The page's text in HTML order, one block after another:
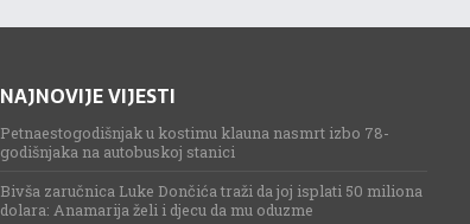
NAJNOVIJE VIJESTI
Petnaestogodišnjak u kostimu klauna nasmrt izbo 78-
godišnjaka na autobuskoj stanici
Bivša zaručnica Luke Dončića traži da joj isplati 50 miliona
dolara: Anamarija želi i djecu da mu oduzme